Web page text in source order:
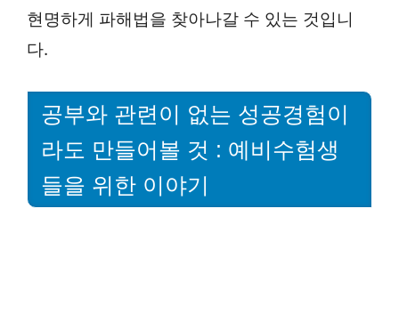
현명하게 파해법을 찾아나갈 수 있는 것입니
다.
공부와 관련이 없는 성공경험이
라도 만들어볼 것 : 예비수험생
들을 위한 이야기